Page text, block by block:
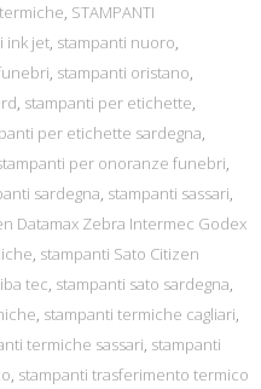
, STAMPANTI
ink jet, stampanti nuoro,
, stampanti oristano,
, stampanti per etichette,
per etichette sardegna,
per onoranze funebri,
sardegna, stampanti sassari,
Datamax Zebra Intermec Godex
, stampanti Sato Citizen
tec, stampanti sato sardegna,
, stampanti termiche cagliari,
termiche sassari, stampanti
, stampanti trasferimento termico